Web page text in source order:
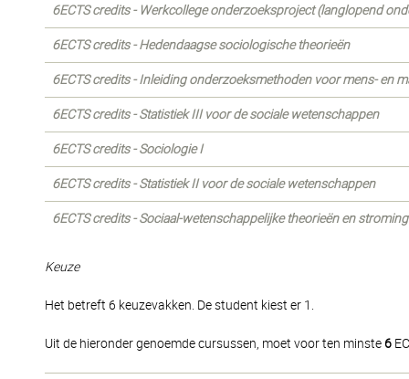
6ECTS credits - Werkcollege onderzoeksproject (langlopend
6ECTS credits - Hedendaagse sociologische theorieën
6ECTS credits - Inleiding onderzoeksmethoden voor mens- en
6ECTS credits - Statistiek III voor de sociale wetenschappen
6ECTS credits - Sociologie I
6ECTS credits - Statistiek II voor de sociale wetenschappen
6ECTS credits - Sociaal-wetenschappelijke theorieën en
Keuze
Het betreft 6 keuzevakken. De student kiest er 1.
Uit de hieronder genoemde cursussen, moet voor ten minste6